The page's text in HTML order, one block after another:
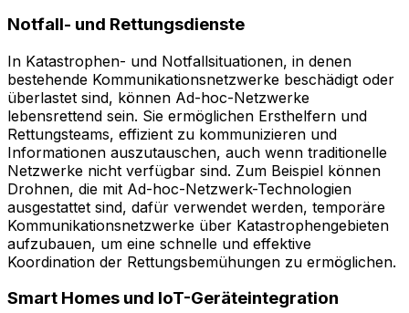
Notfall- und Rettungsdienste
In Katastrophen- und Notfallsituationen, in denen
bestehende Kommunikationsnetzwerke beschädigt oder
überlastet sind, können Ad-hoc-Netzwerke
lebensrettend sein. Sie ermöglichen Ersthelfern und
Rettungsteams, effizient zu kommunizieren und
Informationen auszutauschen, auch wenn traditionelle
Netzwerke nicht verfügbar sind. Zum Beispiel können
Drohnen, die mit Ad-hoc-Netzwerk-Technologien
ausgestattet sind, dafür verwendet werden, temporäre
Kommunikationsnetzwerke über Katastrophengebieten
aufzubauen, um eine schnelle und effektive
Koordination der Rettungsbemühungen zu ermöglichen.
Smart Homes und IoT-Geräteintegration